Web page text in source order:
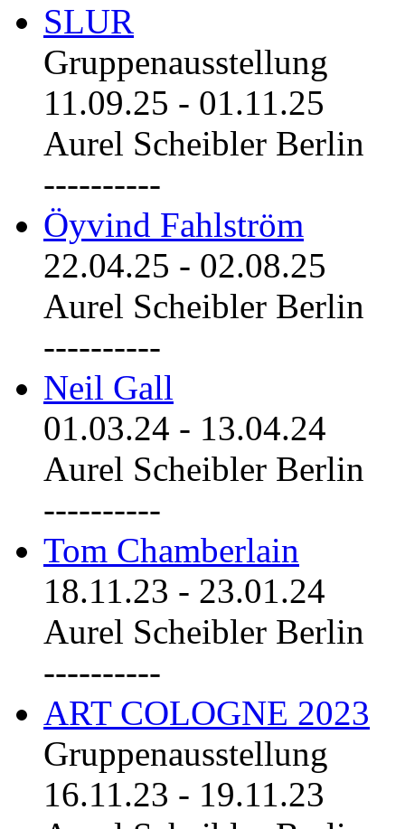
SLUR
Gruppenausstellung
11.09.25 - 01.11.25
Aurel Scheibler Berlin
----------
Öyvind Fahlström
22.04.25 - 02.08.25
Aurel Scheibler Berlin
----------
Neil Gall
01.03.24 - 13.04.24
Aurel Scheibler Berlin
----------
Tom Chamberlain
18.11.23 - 23.01.24
Aurel Scheibler Berlin
----------
ART COLOGNE 2023
Gruppenausstellung
16.11.23 - 19.11.23